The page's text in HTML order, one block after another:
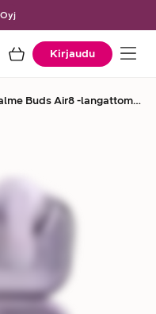
Kirjaudu
realme Buds Air8 -langattomat vastamelunappikuulokkeet